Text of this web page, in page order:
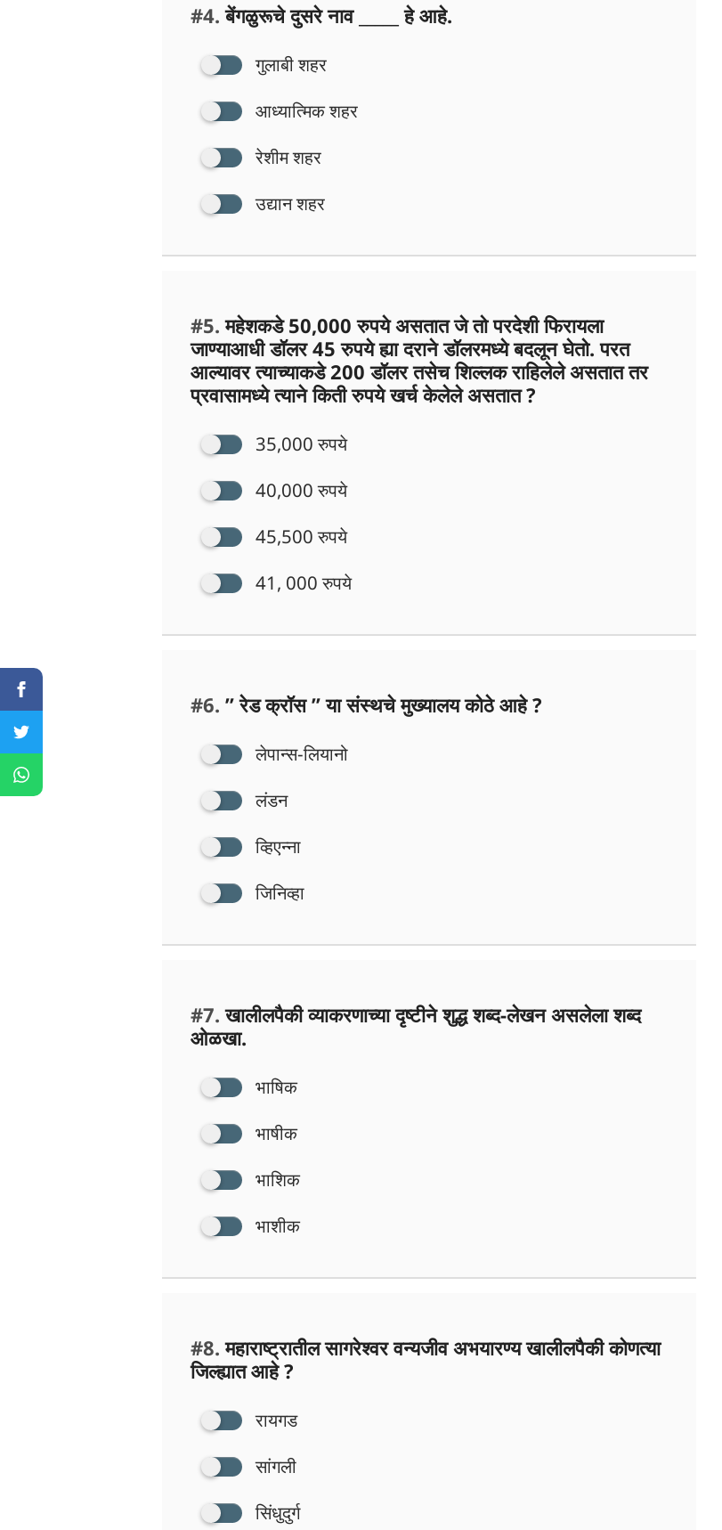
#4. बेंगळुरूचे दुसरे नाव _____ हे आहे.
गुलाबी शहर
आध्यात्मिक शहर
रेशीम शहर
उद्यान शहर
#5. महेशकडे 50,000 रुपये असतात जे तो परदेशी फिरायला
जाण्याआधी डॉलर 45 रुपये ह्या दराने डॉलरमध्ये बदलून घेतो. परत
आल्यावर त्याच्याकडे 200 डॉलर तसेच शिल्लक राहिलेले असतात तर
प्रवासामध्ये त्याने किती रुपये खर्च केलेले असतात ?
35,000 रुपये
40,000 रुपये
45,500 रुपये
41, 000 रुपये
#6. ” रेड क्रॉस ” या संस्थचे मुख्यालय कोठे आहे ?
लेपान्स-लियानो
लंडन
व्हिएन्ना
जिनिव्हा
#7. खालीलपैकी व्याकरणाच्या दृष्टीने शुद्ध शब्द-लेखन असलेला शब्द
ओळखा.
भाषिक
भाषीक
भाशिक
भाशीक
#8. महाराष्ट्रातील सागरेश्वर वन्यजीव अभयारण्य खालीलपैकी कोणत्या
जिल्ह्यात आहे ?
रायगड
सांगली
सिंधुदुर्ग